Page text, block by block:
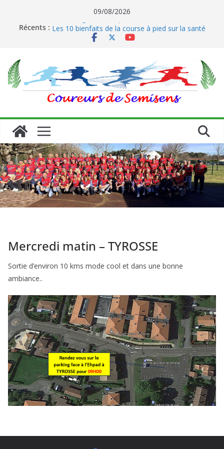
09/08/2026
Récents :
Le running et son impact sur les coureurs
Les 10 bienfaits de la course à pied sur la santé
Mercredi matin – TYROSSE
Sortie d’environ 10 kms mode cool et dans une bonne
ambiance..